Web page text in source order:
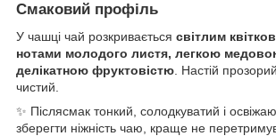
Смаковий профіль
У чашці чай розкривається світлим
нотами молодого листя, легкою
делікатною фруктовістю . Настій
чистий.
✨ Післясмак тонкий, солодкуватий і
зберегти ніжність чаю, краще не